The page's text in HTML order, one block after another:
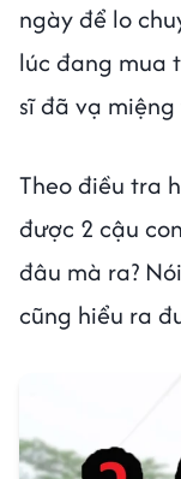
ngày để lo
lúc đang mua
sĩ đã vạ
Theo điều tra
được 2 cậu
đâu mà ra?
cũng hiểu ra